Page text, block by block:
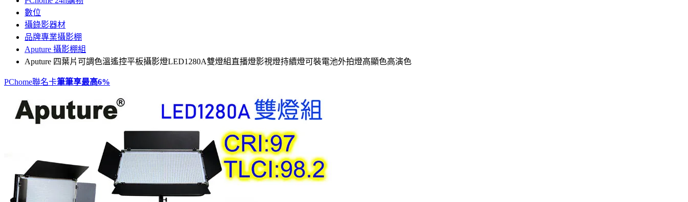
數位
攝錄影器材
品牌專業攝影棚
Aputure 攝影棚組
Aputure 四葉片可調色溫遙控平板攝影燈LED1280A雙燈組直播燈影視燈持續燈可裝電池外拍燈高顯色高演色
PChome聯名卡筆筆享最高6%